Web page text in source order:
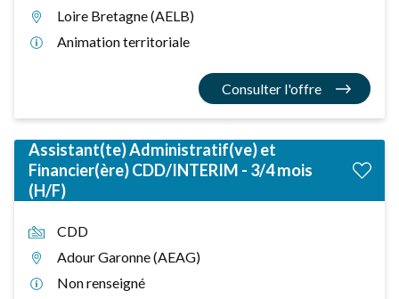
Loire Bretagne (AELB)
Animation territoriale
Consulter l'offre
Assistant(te) Administratif(ve) et
Financier(ère) CDD/INTERIM - 3/4 mois
(H/F)
CDD
Adour Garonne (AEAG)
Non renseigné